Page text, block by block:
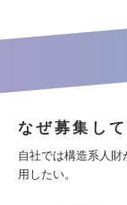
なぜ募集し
自社では構造系人
用したい。